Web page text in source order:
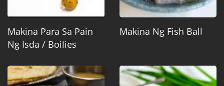
Makina Para Sa Pain
Ng Isda / Boilies
Makina Ng Fish Ball